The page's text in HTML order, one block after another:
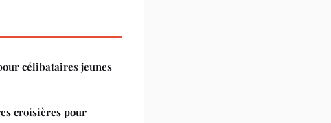
célibataires jeunes
croisières pour